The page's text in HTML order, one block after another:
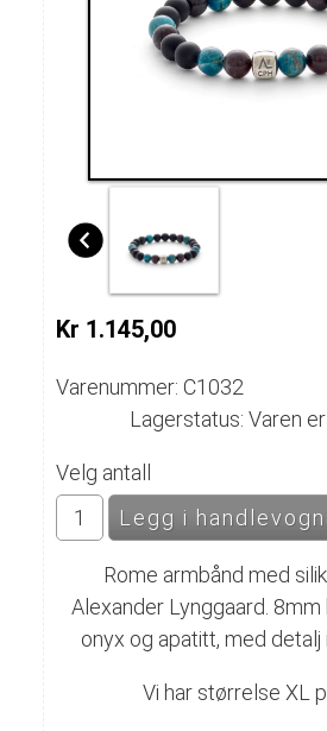
Kr 1.145,00
Varenummer: C1032
Lagerstatus: Varen
Velg antall
Rome armbånd med
Alexander Lynggaard.
onyx og apatitt, med detalj
Vi har størrelse XL